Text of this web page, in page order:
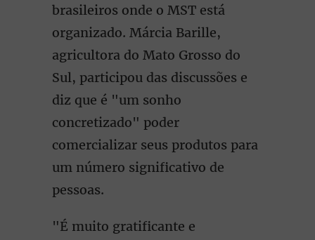
brasileiros onde o MST está
organizado. Márcia Barille,
agricultora do Mato Grosso do
Sul, participou das discussões e
diz que é "um sonho
concretizado" poder
comercializar seus produtos para
um número significativo de
pessoas.
"É muito gratificante e